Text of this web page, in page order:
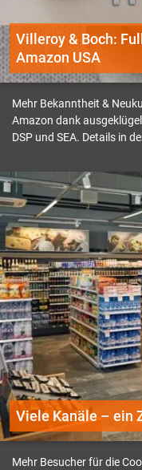
Villeroy & Boch:
Amazon USA
Mehr Bekanntheit &
Amazon dank
DSP und SEA. Details in
Viele Kanäle – ein
Mehr Besucher für die